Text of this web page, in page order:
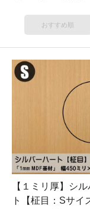
おすすめ順
【１ミリ厚】シ
ト【柾目：Sサイ